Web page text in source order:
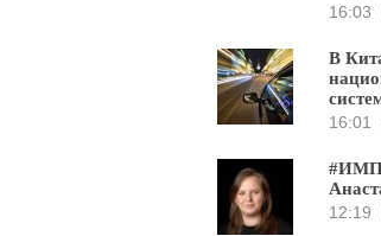
16:03
В
16:01
12:19